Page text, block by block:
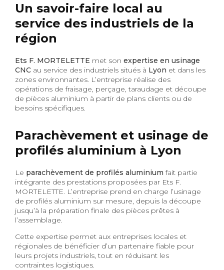
Un savoir-faire local au
service des industriels de la
région
Ets F. MORTELETTE met son expertise en usinage
CNC au service des industriels situés à Lyon et dans les
zones environnantes. L’entreprise réalise des
opérations de fraisage, perçage, taraudage et découpe
de pièces aluminium à partir de plans clients ou de
besoins spécifiques.
Parachèvement et usinage de
profilés aluminium à Lyon
Le parachèvement de profilés aluminium fait partie
intégrante des prestations proposées par Ets F.
MORTELETTE. L’entreprise prend en charge l’usinage
de profilés aluminium sur mesure, depuis la découpe
jusqu’à la préparation finale des pièces prêtes à
l’assemblage.
Cette expertise permet aux entreprises locales et
régionales de bénéficier d’un partenaire fiable pour
leurs projets industriels, tout en réduisant les
contraintes logistiques.